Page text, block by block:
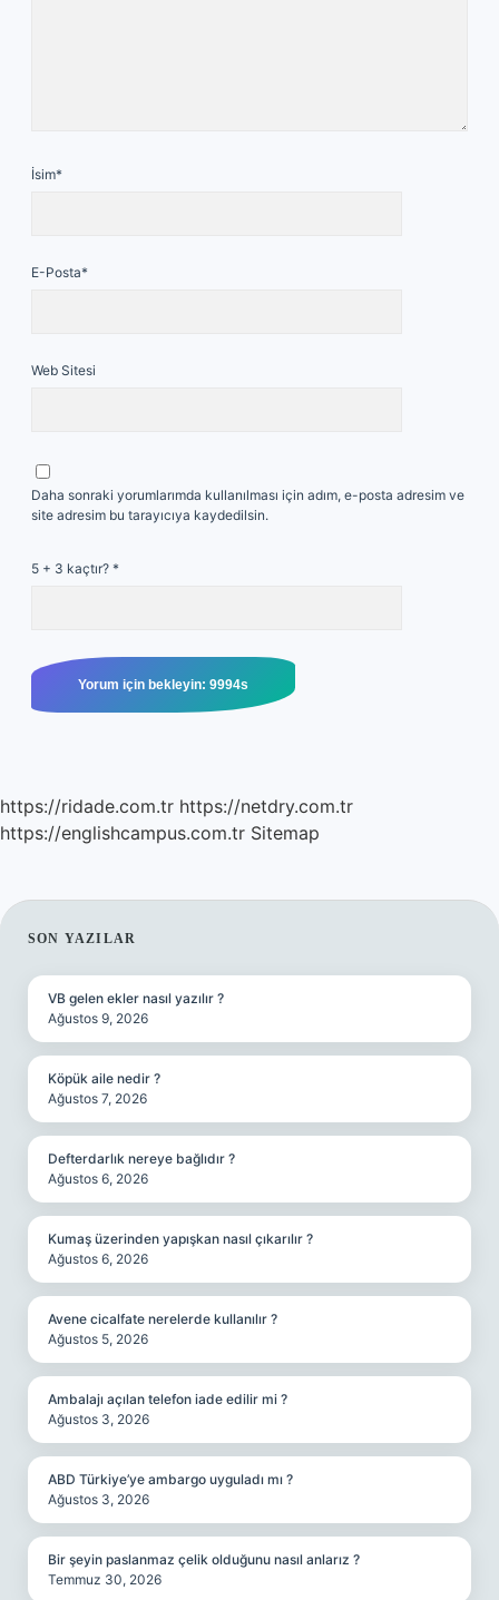
İsim*
E-Posta*
Web Sitesi
Daha sonraki yorumlarımda kullanılması için adım, e-posta adresim ve
site adresim bu tarayıcıya kaydedilsin.
5 + 3 kaçtır? *
https://ridade.com.tr https://netdry.com.tr
https://englishcampus.com.tr Sitemap
SIDEBAR
SON YAZILAR
VB gelen ekler nasıl yazılır ?
Ağustos 9, 2026
Köpük aile nedir ?
Ağustos 7, 2026
Defterdarlık nereye bağlıdır ?
Ağustos 6, 2026
Kumaş üzerinden yapışkan nasıl çıkarılır ?
Ağustos 6, 2026
Avene cicalfate nerelerde kullanılır ?
Ağustos 5, 2026
Ambalajı açılan telefon iade edilir mi ?
Ağustos 3, 2026
ABD Türkiye’ye ambargo uyguladı mı ?
Ağustos 3, 2026
Bir şeyin paslanmaz çelik olduğunu nasıl anlarız ?
Temmuz 30, 2026